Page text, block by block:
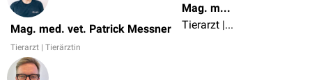
Mag. med. vet. Patrick Messner
Tierarzt | Tierärztin
Mag. med. vet. Patrick Messner
Tierarzt | Tierärztin